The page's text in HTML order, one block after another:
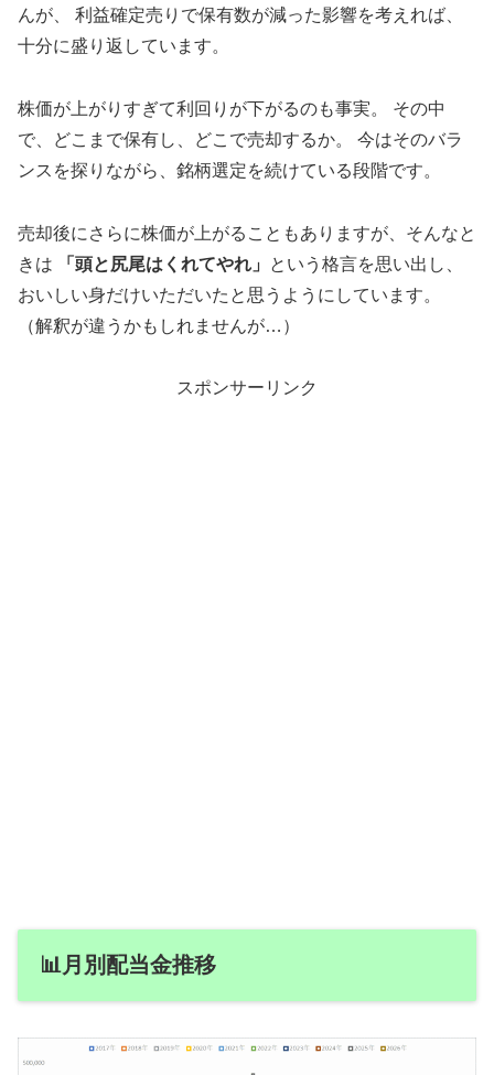
んが、 利益確定売りで保有数が減った影響を考えれば、
十分に盛り返しています。
株価が上がりすぎて利回りが下がるのも事実。 その中
で、どこまで保有し、どこで売却するか。 今はそのバラ
ンスを探りながら、銘柄選定を続けている段階です。
売却後にさらに株価が上がることもありますが、そんなと
きは
「頭と尻尾はくれてやれ」
という格言を思い出し、
おいしい身だけいただいたと思うようにしています。
（解釈が違うかもしれませんが…）
スポンサーリンク
📊月別配当金推移